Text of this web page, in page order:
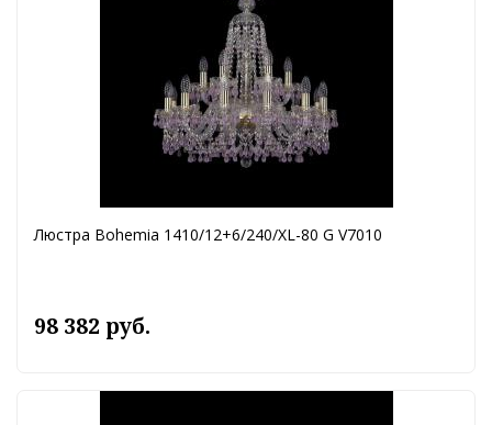
Люстра Bohemia 1410/12+6/240/XL-80 G V7010
98 382 руб.